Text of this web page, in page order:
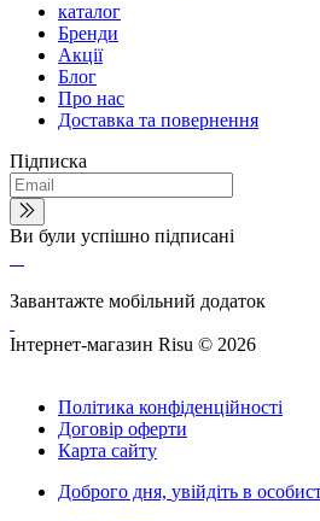
каталог
Бренди
Акції
Блог
Про нас
Доставка та повернення
Підписка
Ви були успішно підписані
Завантажте мобільний додаток
Інтернет-магазин Risu © 2026
Політика конфіденційності
Договір оферти
Карта сайту
Доброго дня, увійдіть в